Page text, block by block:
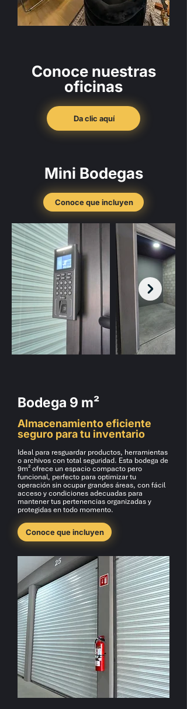
Conoce nuestras
oficinas
Da clic aquí
Mini Bodegas
Conoce que incluyen
Bodega 9 m²
Almacenamiento eficiente
seguro para tu inventario
Ideal para resguardar productos, herramientas
o archivos con total seguridad. Esta bodega de
9m² ofrece un espacio compacto pero
funcional, perfecto para optimizar tu
operación sin ocupar grandes áreas, con fácil
acceso y condiciones adecuadas para
mantener tus pertenencias organizadas y
protegidas en todo momento.
Conoce que incluyen